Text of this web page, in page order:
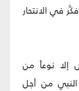
في الانتحار
إلا نوعاً من
من أجل